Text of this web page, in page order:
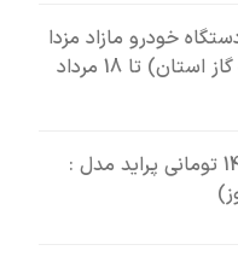
فروش 2 دستگاه خودرو مازاد مزدا
تک کابین (شرکت گاز استان) تا 18 مرداد
حراج 145/000/000 تومانی پراید مدل :